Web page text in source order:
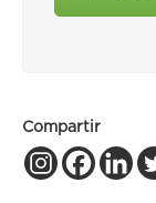
Compartir